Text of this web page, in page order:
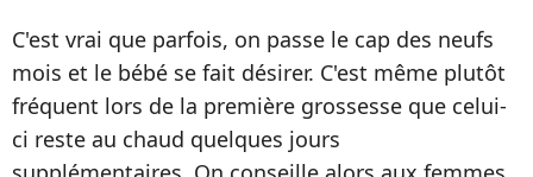
C'est vrai que parfois, on passe le cap des neufs
mois et le bébé se fait désirer. C'est même plutôt
fréquent lors de la première grossesse que celui-
ci reste au chaud quelques jours